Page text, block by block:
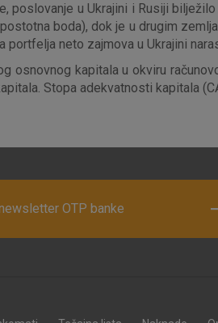
poslovanje u Ukrajini i Rusiji
boda), dok je u drugim
portfelja neto zajmova u Ukrajini
osnovnog kapitala u okviru
Stopa adekvatnosti kapitala
OTP banke
Prihvaćam upotrebu navedenih